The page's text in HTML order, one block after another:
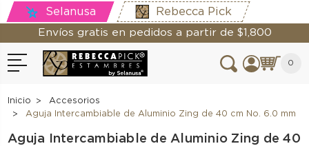
Selanusa Rebecca Pick
Envíos gratis en pedidos a partir de $1,800
0
Inicio
Accesorios
Aguja Intercambiable de Aluminio Zing de 40 cm No. 6.0 mm
Aguja Intercambiable de Aluminio Zing de 40